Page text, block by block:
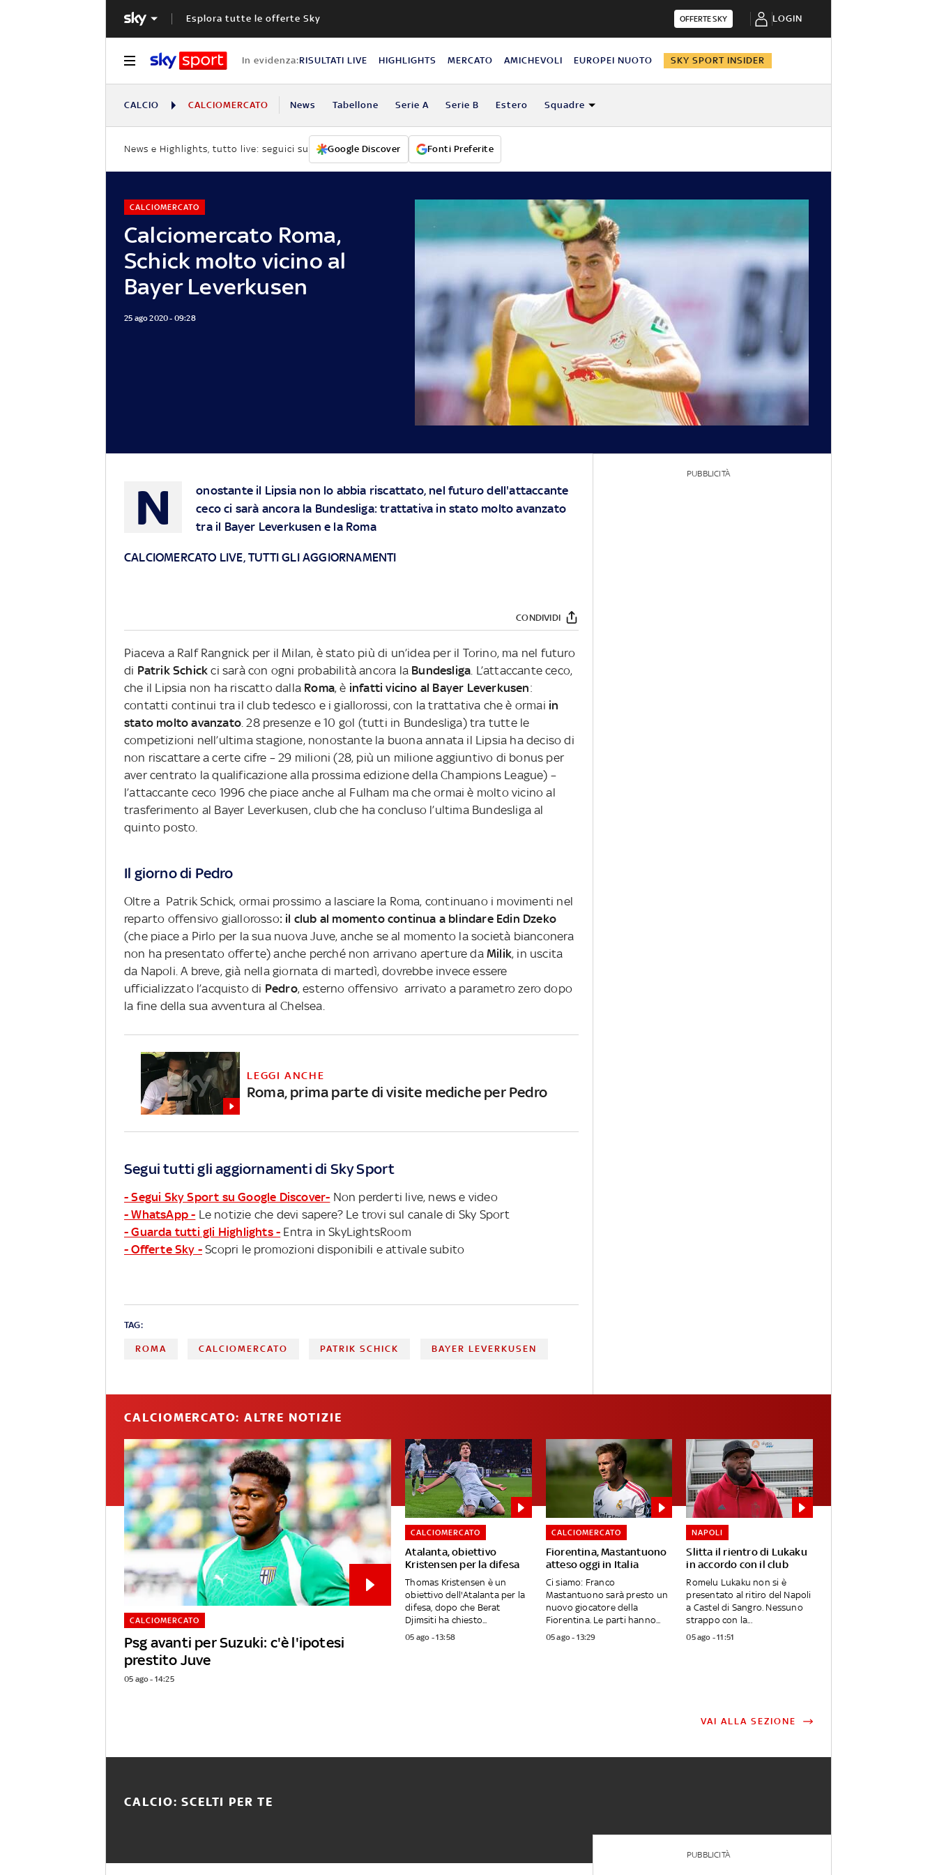
Esplora tutte le offerte Sky OFFERTE SKY LOGIN
In evidenza:RISULTATI LIVE HIGHLIGHTS MERCATO AMICHEVOLI EUROPEI NUOTO SKY SPORT INSIDER
CALCIO CALCIOMERCATO News Tabellone Serie A Serie B Estero Squadre
News e Highlights, tutto live: seguici su Google Discover Fonti Preferite
Calciomercato Roma,
Schick molto vicino al
Bayer Leverkusen
CALCIOMERCATO
25 ago 2020 - 09:28
N
onostante il Lipsia non lo abbia riscattato, nel futuro dell'attaccante
ceco ci sarà ancora la Bundesliga: trattativa in stato molto avanzato
tra il Bayer Leverkusen e la Roma
CALCIOMERCATO LIVE, TUTTI GLI AGGIORNAMENTI
CONDIVIDI
Piaceva a Ralf Rangnick per il Milan, è stato più di un’idea per il Torino, ma nel futuro
di Patrik Schick ci sarà con ogni probabilità ancora la Bundesliga. L’attaccante ceco,
che il Lipsia non ha riscatto dalla Roma, è infatti vicino al Bayer Leverkusen:
contatti continui tra il club tedesco e i giallorossi, con la trattativa che è ormai in
stato molto avanzato. 28 presenze e 10 gol (tutti in Bundesliga) tra tutte le
competizioni nell’ultima stagione, nonostante la buona annata il Lipsia ha deciso di
non riscattare a certe cifre – 29 milioni (28, più un milione aggiuntivo di bonus per
aver centrato la qualificazione alla prossima edizione della Champions League) –
l’attaccante ceco 1996 che piace anche al Fulham ma che ormai è molto vicino al
trasferimento al Bayer Leverkusen, club che ha concluso l’ultima Bundesliga al
quinto posto.
Il giorno di Pedro
Oltre a Patrik Schick, ormai prossimo a lasciare la Roma, continuano i movimenti nel
reparto offensivo giallorosso: il club al momento continua a blindare Edin Dzeko
(che piace a Pirlo per la sua nuova Juve, anche se al momento la società bianconera
non ha presentato offerte) anche perché non arrivano aperture da Milik, in uscita
da Napoli. A breve, già nella giornata di martedì, dovrebbe invece essere
ufficializzato l’acquisto di Pedro, esterno offensivo arrivato a parametro zero dopo
la fine della sua avventura al Chelsea.
LEGGI ANCHE
Roma, prima parte di visite mediche per Pedro
Segui tutti gli aggiornamenti di Sky Sport
- Segui Sky Sport su Google Discover- Non perderti live, news e video
- WhatsApp - Le notizie che devi sapere? Le trovi sul canale di Sky Sport
- Guarda tutti gli Highlights - Entra in SkyLightsRoom
- Offerte Sky - Scopri le promozioni disponibili e attivale subito
TAG:
ROMA CALCIOMERCATO PATRIK SCHICK BAYER LEVERKUSEN
PUBBLICITÀ
CALCIOMERCATO: ALTRE NOTIZIE
Psg avanti per Suzuki: c'è l'ipotesi
prestito Juve
CALCIOMERCATO
05 ago - 14:25
Atalanta, obiettivo
Kristensen per la difesa
CALCIOMERCATO
Thomas Kristensen è un
obiettivo dell'Atalanta per la
difesa, dopo che Berat
Djimsiti ha chiesto...
05 ago - 13:58
Fiorentina, Mastantuono
atteso oggi in Italia
CALCIOMERCATO
Ci siamo: Franco
Mastantuono sarà presto un
nuovo giocatore della
Fiorentina. Le parti hanno...
05 ago - 13:29
Slitta il rientro di Lukaku
in accordo con il club
NAPOLI
Romelu Lukaku non si è
presentato al ritiro del Napoli
a Castel di Sangro. Nessuno
strappo con la...
05 ago - 11:51
VAI ALLA SEZIONE
CALCIO: SCELTI PER TE
PUBBLICITÀ